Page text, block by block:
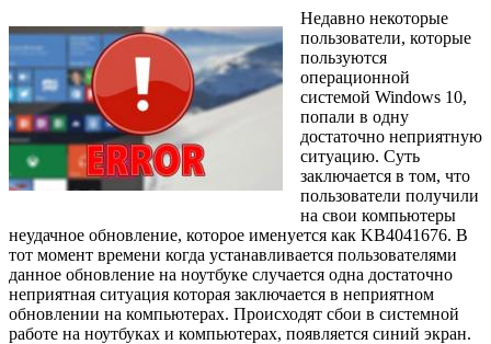
Недавно некоторые
пользователи, которые
пользуются
операционной
системой Windows 10,
попали в одну
достаточно неприятную
ситуацию. Суть
заключается в том, что
пользователи получили
на свои компьютеры
неудачное обновление, которое именуется как KB4041676. В
тот момент времени когда устанавливается пользователями
данное обновление на ноутбуке случается одна достаточно
неприятная ситуация которая заключается в неприятном
обновлении на компьютерах. Происходят сбои в системной
работе на ноутбуках и компьютерах, появляется синий экран.